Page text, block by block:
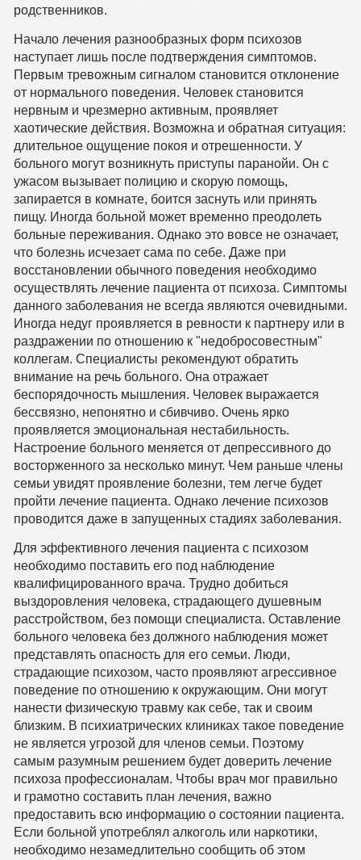
родственников.
Начало лечения разнообразных форм психозов
наступает лишь после подтверждения симптомов.
Первым тревожным сигналом становится отклонение
от нормального поведения. Человек становится
нервным и чрезмерно активным, проявляет
хаотические действия. Возможна и обратная ситуация:
длительное ощущение покоя и отрешенности. У
больного могут возникнуть приступы паранойи. Он с
ужасом вызывает полицию и скорую помощь,
запирается в комнате, боится заснуть или принять
пищу. Иногда больной может временно преодолеть
больные переживания. Однако это вовсе не означает,
что болезнь исчезает сама по себе. Даже при
восстановлении обычного поведения необходимо
осуществлять лечение пациента от психоза. Симптомы
данного заболевания не всегда являются очевидными.
Иногда недуг проявляется в ревности к партнеру или в
раздражении по отношению к "недобросовестным"
коллегам. Специалисты рекомендуют обратить
внимание на речь больного. Она отражает
беспорядочность мышления. Человек выражается
бессвязно, непонятно и сбивчиво. Очень ярко
проявляется эмоциональная нестабильность.
Настроение больного меняется от депрессивного до
восторженного за несколько минут. Чем раньше члены
семьи увидят проявление болезни, тем легче будет
пройти лечение пациента. Однако лечение психозов
проводится даже в запущенных стадиях заболевания.
Для эффективного лечения пациента с психозом
необходимо поставить его под наблюдение
квалифицированного врача. Трудно добиться
выздоровления человека, страдающего душевным
расстройством, без помощи специалиста. Оставление
больного человека без должного наблюдения может
представлять опасность для его семьи. Люди,
страдающие психозом, часто проявляют агрессивное
поведение по отношению к окружающим. Они могут
нанести физическую травму как себе, так и своим
близким. В психиатрических клиниках такое поведение
не является угрозой для членов семьи. Поэтому
самым разумным решением будет доверить лечение
психоза профессионалам. Чтобы врач мог правильно
и грамотно составить план лечения, важно
предоставить всю информацию о состоянии пациента.
Если больной употреблял алкоголь или наркотики,
необходимо незамедлительно сообщить об этом